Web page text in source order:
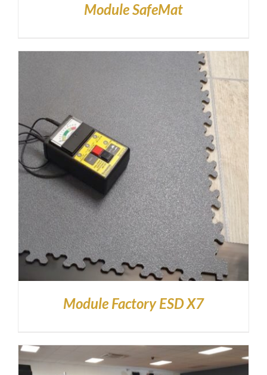
Module SafeMat
Module Factory ESD X7